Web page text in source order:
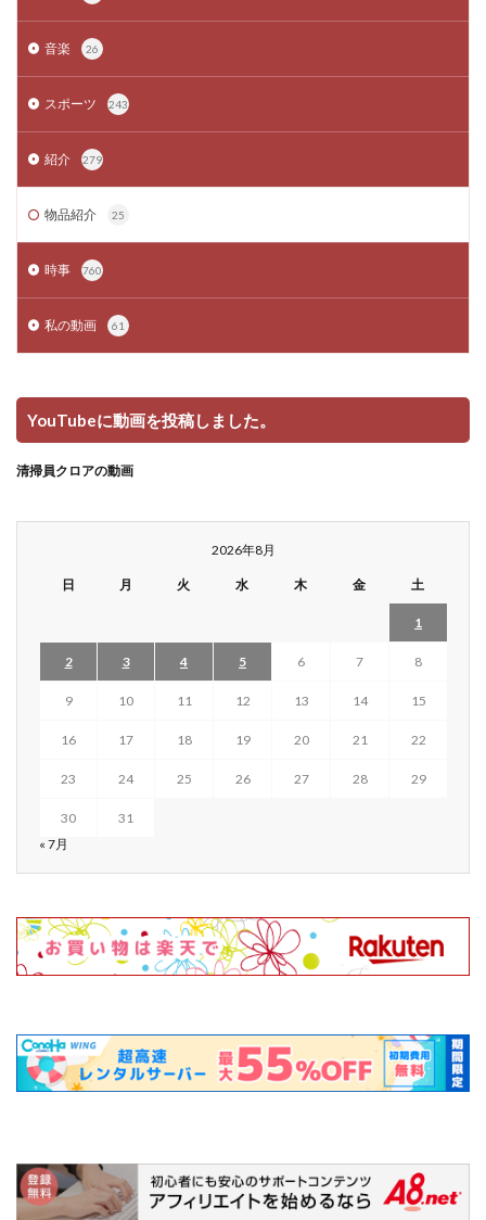
音楽 26
スポーツ 243
紹介 279
物品紹介 25
時事 760
私の動画 61
YouTubeに動画を投稿しました。
清掃員クロアの動画
2026年8月
日 月 火 水 木 金 土
1
2 3 4 5 6 7 8
9 10 11 12 13 14 15
16 17 18 19 20 21 22
23 24 25 26 27 28 29
30
31
« 7月